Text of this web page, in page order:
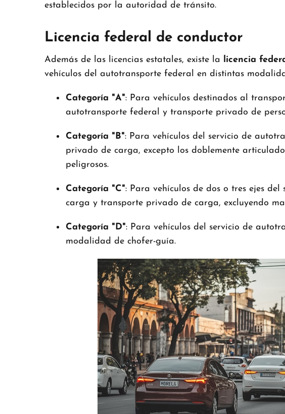
establecidos por la autoridad de tránsito.
Licencia federal de conductor
Además de las licencias estatales, existe la licencia
vehículos del autotransporte federal en distintas
Categoría "A": Para vehículos destinados al
autotransporte federal y transporte privado de
Categoría "B": Para vehículos del servicio de
privado de carga, excepto los doblemente
peligrosos.
Categoría "C": Para vehículos de dos o tres ejes
carga y transporte privado de carga, excluyendo
Categoría "D": Para vehículos del servicio de
modalidad de chofer-guía.